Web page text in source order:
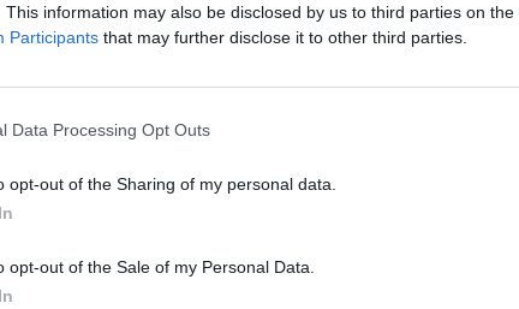
This information may also be disclosed by us to third parties on the
Participants that may further disclose it to other third parties.
Data Processing Opt Outs
opt-out of the Sharing of my personal data.
opt-out of the Sale of my Personal Data.
magyar melósok: ingyen sör és jégkrém jár
a gyárakban
A kánikula elleni védekezést bonyolítja, hogy a
kormányzati elvárásokkal összhangban a cégeknek az